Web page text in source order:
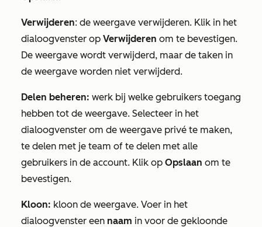
Verwijderen: de weergave verwijderen. Klik in het
dialoogvenster op Verwijderen om te bevestigen.
De weergave wordt verwijderd, maar de taken in
de weergave worden niet verwijderd.
Delen beheren: werk bij welke gebruikers toegang
hebben tot de weergave. Selecteer in het
dialoogvenster om de weergave privé te maken,
te delen met je team of te delen met alle
gebruikers in de account. Klik op Opslaan om te
bevestigen.
Kloon: kloon de weergave. Voer in het
dialoogvenster een naam in voor de gekloonde